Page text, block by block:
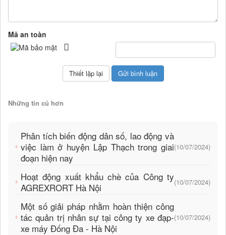
Mã an toàn
Những tin cũ hơn
Phân tích biến động dân số, lao động và
việc làm ở huyện Lập Thạch trong giai
đoạn hiện nay
(10/07/2024)
Hoạt động xuất khẩu chè của Công ty
AGREXRORT Hà Nội
(10/07/2024)
Một số giải pháp nhằm hoàn thiện công
tác quản trị nhân sự tại công ty xe đạp-
xe máy Đống Đa - Hà Nội
(10/07/2024)